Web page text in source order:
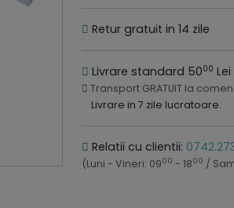
Retur gratuit in 14 zile
Livrare standard 5000 Lei
Transport GRATUIT la
Livrare in 7 zile lucratoare.
Relatii cu clientii:
(Luni - Vineri: 0900 - 1800 /